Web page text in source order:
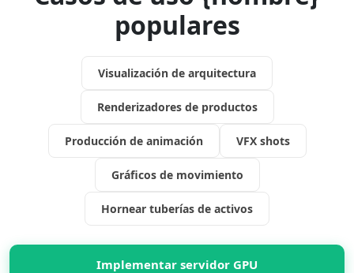
populares
Visualización de arquitectura
Renderizadores de productos
Producción de animación VFX shots
Gráficos de movimiento
Hornear tuberías de activos
Implementar servidor GPU